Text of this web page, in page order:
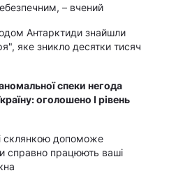
– вчений
Антарктиди знайшли
яке зникло десятки тисяч
спеки негода
оголошено І рівень
склянкою допоможе
справно працюють ваші